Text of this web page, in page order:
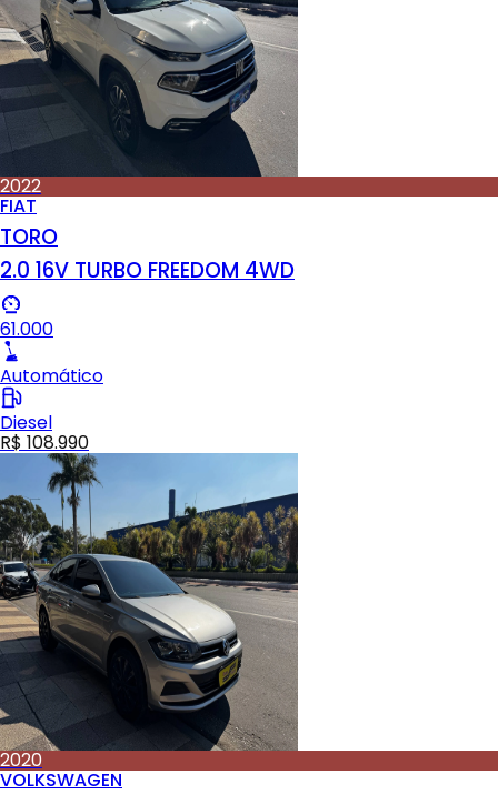
2022
FIAT
TORO
2.0 16V TURBO FREEDOM 4WD
61.000
Automático
Diesel
R$ 108.990
2020
VOLKSWAGEN